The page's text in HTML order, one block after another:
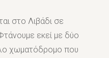
στο Λιβάδι σε
εκεί με δύο
χωματόδρομο που